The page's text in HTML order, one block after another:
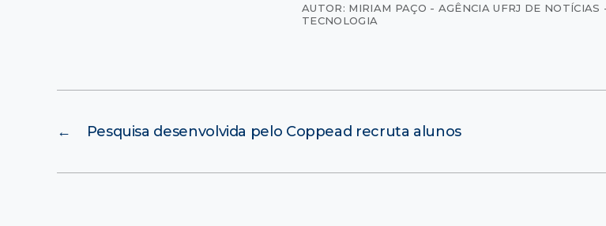
AUTOR: MIRIAM PAÇO - AGÊNCIA UFRJ DE NOTÍCIAS
TECNOLOGIA
← Pesquisa desenvolvida pelo Coppead recruta alunos